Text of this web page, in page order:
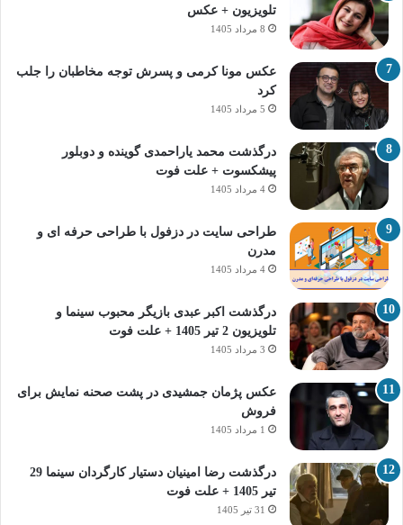
تلویزیون + عکس
8 مرداد 1405
عکس مونا کرمی و پسرش توجه مخاطبان را جلب
کرد
5 مرداد 1405
درگذشت محمد یاراحمدی گوینده و دوبلور
پیشکسوت + علت فوت
4 مرداد 1405
طراحی سایت در دزفول با طراحی حرفه‌ ای و
مدرن
4 مرداد 1405
درگذشت اکبر عبدی بازیگر محبوب سینما و
تلویزیون 2 تیر 1405 + علت فوت
3 مرداد 1405
عکس پژمان جمشیدی در پشت صحنه نمایش برای
فروش
1 مرداد 1405
درگذشت رضا امینیان دستیار کارگردان سینما 29
تیر 1405 + علت فوت
31 تیر 1405